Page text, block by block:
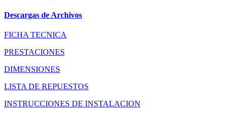
Descargas de Archivos
FICHA TECNICA
PRESTACIONES
DIMENSIONES
LISTA DE REPUESTOS
INSTRUCCIONES DE INSTALACION